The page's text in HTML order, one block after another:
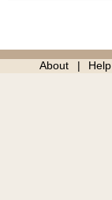
About Help